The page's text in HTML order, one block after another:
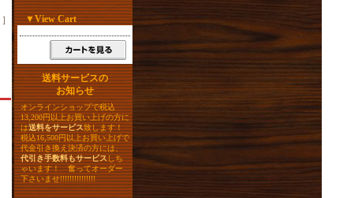
］ ▼View Cart
送料サービスの
お知らせ
オンラインショップで税込
13,200円以上お買い上げの方に
は送料をサービス致します！
税込16,500円以上お買い上げで
代金引き換え決済の方には、
代引き手数料もサービスしち
ゃいます！ 奮ってオーダー
下さいませ!!!!!!!!!!!!!!!